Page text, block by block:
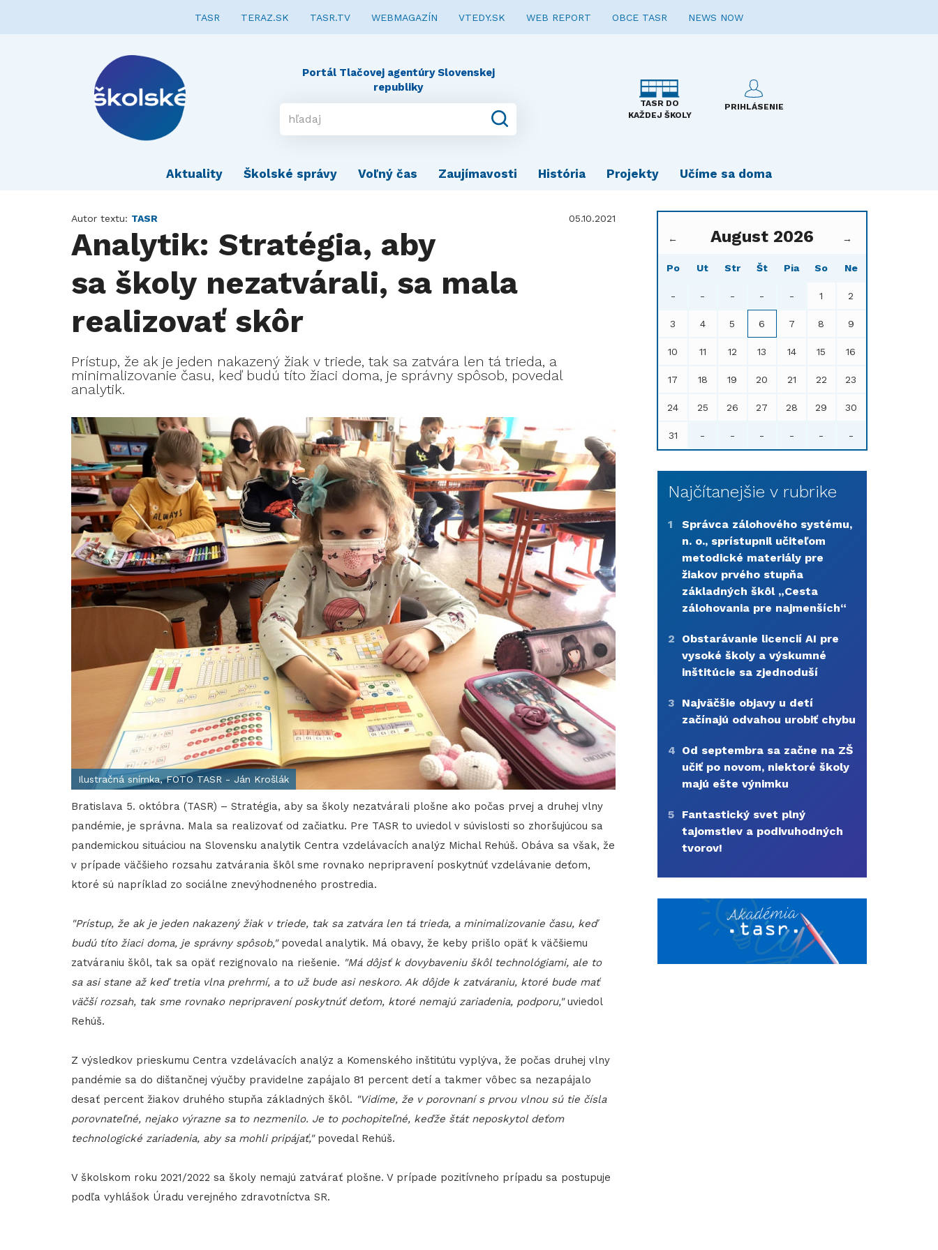
TASR TERAZ.SK TASR.TV WEBMAGAZÍN VTEDY.SK WEB REPORT OBCE TASR NEWS NOW
Portál Tlačovej agentúry Slovenskej
republiky
TASR DO
KAŽDEJ ŠKOLY
PRIHLÁSENIE
Aktuality Školské správy Voľný čas Zaujímavosti História Projekty Učíme sa doma
Autor textu: TASR 05.10.2021
Analytik: Stratégia, aby
sa školy nezatvárali, sa mala
realizovať skôr
Prístup, že ak je jeden nakazený žiak v triede, tak sa zatvára len tá trieda, a
minimalizovanie času, keď budú títo žiaci doma, je správny spôsob, povedal
analytik.
Ilustračná snímka, FOTO TASR - Ján Krošlák
Bratislava 5. októbra (TASR) – Stratégia, aby sa školy nezatvárali plošne ako počas prvej a druhej vlny
pandémie, je správna. Mala sa realizovať od začiatku. Pre TASR to uviedol v súvislosti so zhoršujúcou sa
pandemickou situáciou na Slovensku analytik Centra vzdelávacích analýz Michal Rehúš. Obáva sa však, že
v prípade väčšieho rozsahu zatvárania škôl sme rovnako nepripravení poskytnúť vzdelávanie deťom,
ktoré sú napríklad zo sociálne znevýhodneného prostredia.
"Prístup, že ak je jeden nakazený žiak v triede, tak sa zatvára len tá trieda, a minimalizovanie času, keď
budú títo žiaci doma, je správny spôsob,"povedal analytik. Má obavy, že keby prišlo opäť k väčšiemu
zatváraniu škôl, tak sa opäť rezignovalo na riešenie. "Má dôjsť k dovybaveniu škôl technológiami, ale to
sa asi stane až keď tretia vlna prehrmí, a to už bude asi neskoro. Ak dôjde k zatváraniu, ktoré bude mať
väčší rozsah, tak sme rovnako nepripravení poskytnúť deťom, ktoré nemajú zariadenia, podporu,"uviedol
Rehúš.
Z výsledkov prieskumu Centra vzdelávacích analýz a Komenského inštitútu vyplýva, že počas druhej vlny
pandémie sa do dištančnej výučby pravidelne zapájalo 81 percent detí a takmer vôbec sa nezapájalo
desať percent žiakov druhého stupňa základných škôl. "Vidíme, že v porovnaní s prvou vlnou sú tie čísla
porovnateľné, nejako výrazne sa to nezmenilo. Je to pochopiteľné, keďže štát neposkytol deťom
technologické zariadenia, aby sa mohli pripájať,"povedal Rehúš.
V školskom roku 2021/2022 sa školy nemajú zatvárať plošne. V prípade pozitívneho prípadu sa postupuje
podľa vyhlášok Úradu verejného zdravotníctva SR.
← August 2026 →
Po Ut Str Št Pia So Ne
- - - - - 1 2
3 4 5 6 7 8 9
10 11 12 13 14 15 16
17 18 19 20 21 22 23
24 25 26 27 28 29 30
31 - - - - - -
Najčítanejšie v rubrike
1
Správca zálohového systému,
n. o., sprístupnil učiteľom
metodické materiály pre
žiakov prvého stupňa
základných škôl „Cesta
zálohovania pre najmenších“
2
Obstarávanie licencií AI pre
vysoké školy a výskumné
inštitúcie sa zjednoduší
3
Najväčšie objavy u detí
začínajú odvahou urobiť chybu
4 Od septembra sa začne na ZŠ
učiť po novom, niektoré školy
majú ešte výnimku
5
Fantastický svet plný
tajomstiev a podivuhodných
tvorov!